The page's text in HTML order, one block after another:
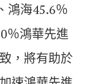
鴻海45.6％
％鴻華先進
，將有助於